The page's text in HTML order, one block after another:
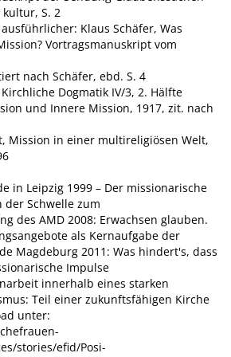
S. 2
Klaus Schäfer, Was
Vortragsmanuskript vom
nach Schäfer, ebd. S. 4
Dogmatik IV/3, 2. Hälfte
und Innere Mission, 1917, zit. nach
Mission in einer multireligiösen Welt,
in Leipzig 1999 – Der missionarische
Schwelle zum
des AMD 2008: Erwachsen glauben.
als Kernaufgabe der
Magdeburg 2011: Was hindert's, dass
Impulse
innerhalb eines starken
Teil einer zukunftsfähigen Kirche
unter:
stories/efid/Posi-